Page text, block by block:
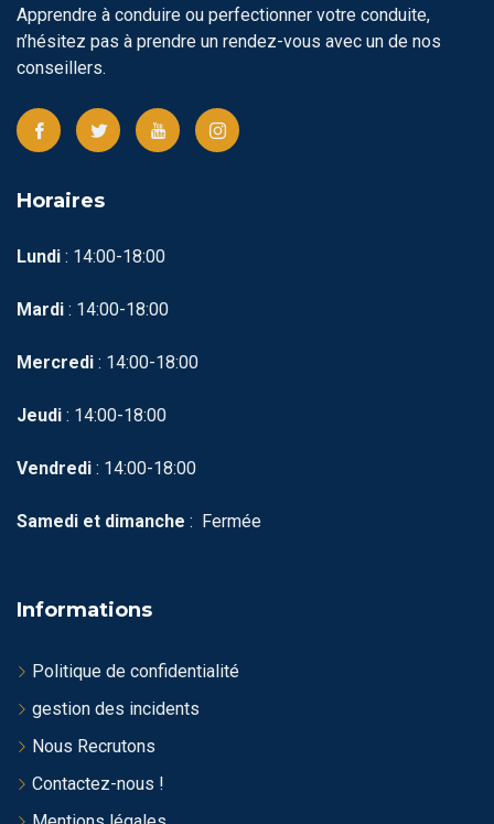
Apprendre à conduire ou perfectionner votre conduite,
n’hésitez pas à prendre un rendez-vous avec un de nos
conseillers.
Horaires
Lundi : 14:00-18:00
Mardi : 14:00-18:00
Mercredi : 14:00-18:00
Jeudi : 14:00-18:00
Vendredi : 14:00-18:00
Samedi et dimanche : Fermée
Informations
Politique de confidentialité
gestion des incidents
Nous Recrutons
Contactez-nous !